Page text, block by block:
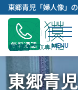
東郷青児「婦人像」
無料通話
東郷青